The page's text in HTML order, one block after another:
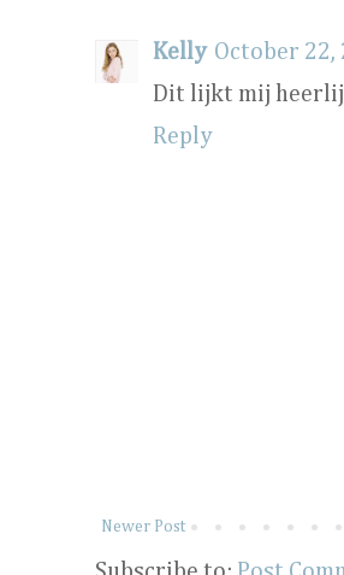
Kelly October 22,
Dit lijkt mij
Reply
Newer Post